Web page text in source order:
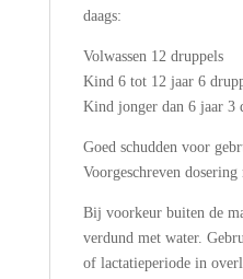
daags:
Volwassen 12 druppels
Kind 6 tot 12 jaar 6
Kind jonger dan 6 jaar 3
Goed schudden voor
Voorgeschreven dosering
Bij voorkeur buiten de
verdund met water.
of lactatieperiode in